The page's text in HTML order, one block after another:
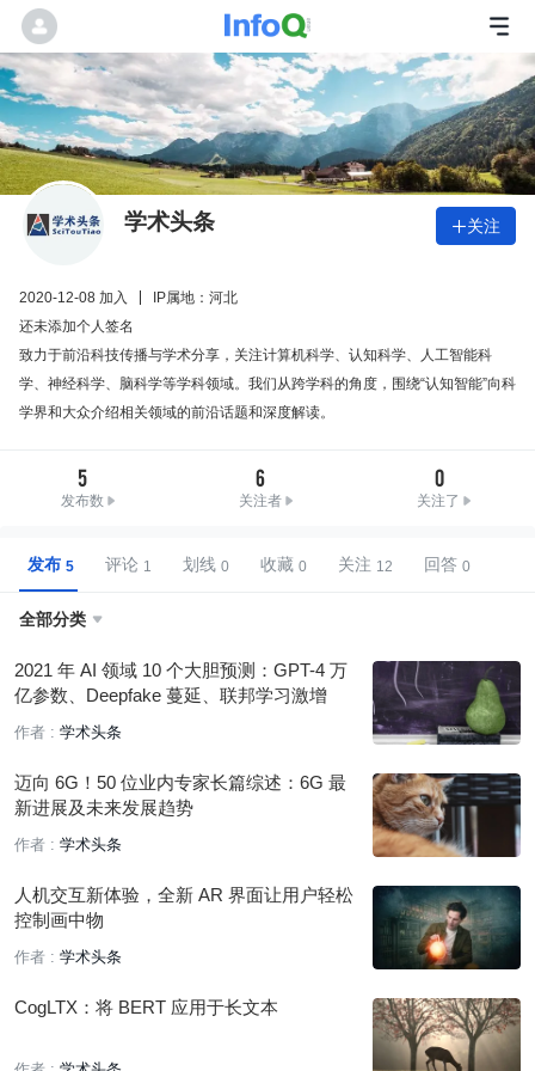
学术头条 关注
2020-12-08 加入
IP属地：河北
还未添加个人签名
致力于前沿科技传播与学术分享，关注计算机科学、认知科学、人工智能科
学、神经科学、脑科学等学科领域。我们从跨学科的角度，围绕“认知智能”向科
学界和大众介绍相关领域的前沿话题和深度解读。
5
发布数
6
关注者
0
关注了
发布 评论 划线 收藏 关注 回答
全部分类 
2021 年 AI 领域 10 个大胆预测：GPT-4 万
亿参数、Deepfake 蔓延、联邦学习激增
作者 : 学术头条
迈向 6G！50 位业内专家长篇综述：6G 最
新进展及未来发展趋势
作者 : 学术头条
人机交互新体验，全新 AR 界面让用户轻松
控制画中物
作者 : 学术头条
CogLTX：将 BERT 应用于长文本